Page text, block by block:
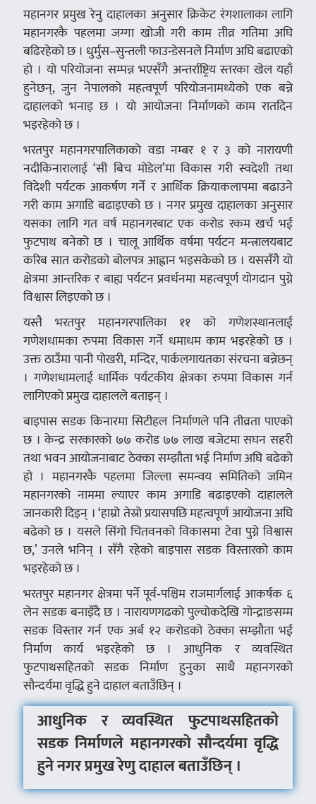
महानगर प्रमुख रेनु दाहालका अनुसार क्रिकेट रंगशालाका लागि
महानगरकै पहलमा जग्गा खोजी गरी काम तीव्र गतिमा अघि
बढिरहेको छ । धुर्मुस–सुन्तली फाउन्डेसनले निर्माण अघि बढाएको
हो । यो परियोजना सम्पन्न भएसँगै अन्तर्राष्ट्रिय स्तरका खेल यहाँ
हुनेछन्, जुन नेपालको महत्वपूर्ण परियोजनामध्येको एक बन्ने
दाहालको भनाइ छ । यो आयोजना निर्माणको काम रातदिन
भइरहेको छ ।
भरतपुर महानगरपालिकाको वडा नम्बर १ र ३ को नारायणी
नदीकिनारालाई ‘सी बिच मोडेल’मा विकास गरी स्वदेशी तथा
विदेशी पर्यटक आकर्षण गर्ने र आर्थिक क्रियाकलापमा बढाउने
गरी काम अगाडि बढाइएको छ । नगर प्रमुख दाहालका अनुसार
यसका लागि गत वर्ष महानगरबाट एक करोड रकम खर्च भई
फुटपाथ बनेको छ । चालू आर्थिक वर्षमा पर्यटन मन्त्रालयबाट
करिब सात करोडको बोलपत्र आह्वान भइसकेको छ । यससँगै यो
क्षेत्रमा आन्तरिक र बाह्य पर्यटन प्रवर्धनमा महत्वपूर्ण योगदान पुग्ने
विश्वास लिइएको छ ।
यस्तै भरतपुर महानगरपालिका ११ को गणेशस्थानलाई
गणेशधामका रुपमा विकास गर्ने धमाधम काम भइरहेको छ ।
उक्त ठाउँमा पानी पोखरी, मन्दिर, पार्कलगायतका संरचना बन्नेछन्
। गणेशधामलाई धार्मिक पर्यटकीय क्षेत्रका रुपमा विकास गर्न
लागिएको प्रमुख दाहालले बताइन् ।
बाइपास सडक किनारमा सिटीहल निर्माणले पनि तीव्रता पाएको
छ । केन्द्र सरकारको ७७ करोड ७७ लाख बजेटमा सघन सहरी
तथा भवन आयोजनाबाट ठेक्का सम्झौता भई निर्माण अघि बढेको
हो । महानगरकै पहलमा जिल्ला समन्वय समितिको जमिन
महानगरको नाममा ल्याएर काम अगाडि बढाइएको दाहालले
जानकारी दिइन् । ‘हाम्रो तेस्रो प्रयासपछि महत्वपूर्ण आयोजना अघि
बढेको छ । यसले सिंगो चितवनको विकासमा टेवा पुग्ने विश्वास
छ,’ उनले भनिन् । सँगै रहेको बाइपास सडक विस्तारको काम
भइरहेको छ ।
भरतपुर महानगर क्षेत्रमा पर्ने पूर्व‑पश्चिम राजमार्गलाई आकर्षक ६
लेन सडक बनाइँदै छ । नारायणगढको पुल्चोकदेखि गोन्द्राङसम्म
सडक विस्तार गर्न एक अर्ब १२ करोडको ठेक्का सम्झौता भई
निर्माण कार्य भइरहेको छ । आधुनिक र व्यवस्थित
फुटपाथसहितको सडक निर्माण हुनुका साथै महानगरको
सौन्दर्यमा वृद्धि हुने दाहाल बताउँछिन् ।
आधुनिक र व्यवस्थित फुटपाथसहितको
सडक निर्माणले महानगरको सौन्दर्यमा वृद्धि
हुने नगर प्रमुख रेणु दाहाल बताउँछिन् ।